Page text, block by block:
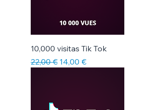
10,000 visitas Tik Tok
Precio
22,00 € Precio de oferta
14,00 €